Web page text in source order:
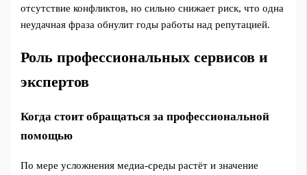
отсутствие конфликтов, но сильно снижает риск, что одна
неудачная фраза обнулит годы работы над репутацией.
Роль профессиональных сервисов и
экспертов
Когда стоит обращаться за профессиональной
помощью
По мере усложнения медиа-среды растёт и значение